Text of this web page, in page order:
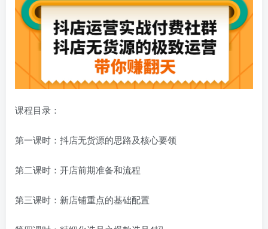
课程目录：
第一课时：抖店无货源的思路及核心要领
第二课时：开店前期准备和流程
第三课时：新店铺重点的基础配置